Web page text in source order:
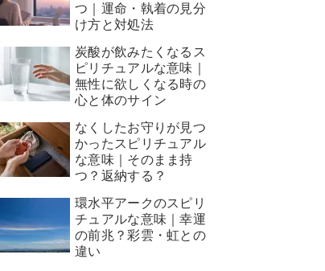
つ｜運命・執着の見分
け方と対処法
炭酸が飲みたくなるス
ピリチュアルな意味｜
無性に欲しくなる時の
心と体のサイン
なくしたお守りが見つ
かったスピリチュアル
な意味｜そのまま持
つ？返納する？
環水平アークのスピリ
チュアルな意味｜幸運
の前兆？彩雲・虹との
違い